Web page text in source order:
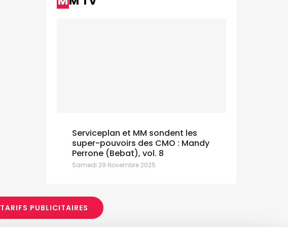
Serviceplan et MM sondent les
super-pouvoirs des CMO : Mandy
Perrone (Bebat), vol. 8
Samedi 29 Novembre 2025
TARIFS PUBLICITAIRES